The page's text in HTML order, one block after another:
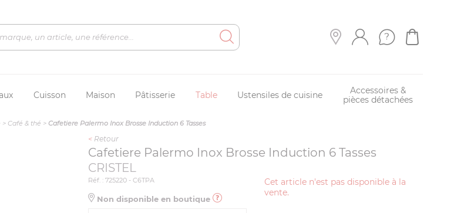
Cuisson Maison Pâtisserie Table Ustensiles de cuisine
Accessoires &
pièces détachées
> Café & thé > Cafetiere Palermo Inox Brosse Induction 6 Tasses
< Retour
Cafetiere Palermo Inox Brosse Induction 6 Tasses
CRISTEL
Cet article n'est pas disponible à la
vente.
Réf. : 725220 - C6TPA
Non disponible en boutique